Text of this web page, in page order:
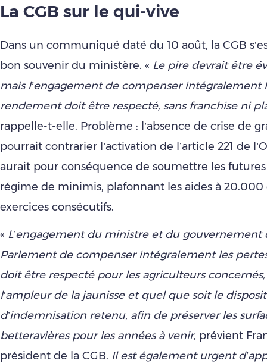
La CGB sur le qui-vive
Dans un communiqué daté du 10 août, la CGB
bon souvenir du ministère. « Le pire devrait être
mais l’engagement de compenser intégralement
rendement doit être respecté, sans franchise ni
rappelle-t-elle. Problème : l’absence de crise de
pourrait contrarier l’activation de l’article 221 de
aurait pour conséquence de soumettre les
régime de minimis, plafonnant les aides à 20.000
exercices consécutifs.
« L’engagement du ministre et du gouvernement
Parlement de compenser intégralement les
doit être respecté pour les agriculteurs
l’ampleur de la jaunisse et quel que soit le
d’indemnisation retenu, afin de préserver les
betteravières pour les années à venir, prévient
président de la CGB. Il est également urgent